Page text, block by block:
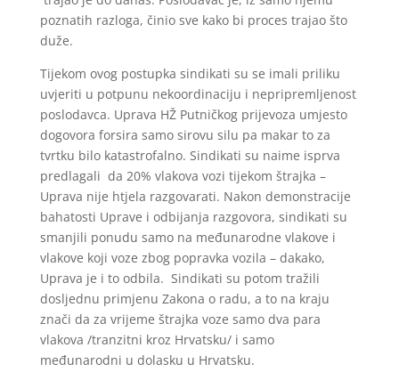
poznatih razloga, činio sve kako bi proces trajao što
duže.
Tijekom ovog postupka sindikati su se imali priliku
uvjeriti u potpunu nekoordinaciju i nepripremljenost
poslodavca. Uprava HŽ Putničkog prijevoza umjesto
dogovora forsira samo sirovu silu pa makar to za
tvrtku bilo katastrofalno. Sindikati su naime isprva
predlagali da 20% vlakova vozi tijekom štrajka –
Uprava nije htjela razgovarati. Nakon demonstracije
bahatosti Uprave i odbijanja razgovora, sindikati su
smanjili ponudu samo na međunarodne vlakove i
vlakove koji voze zbog popravka vozila – dakako,
Uprava je i to odbila. Sindikati su potom tražili
dosljednu primjenu Zakona o radu, a to na kraju
znači da za vrijeme štrajka voze samo dva para
vlakova /tranzitni kroz Hrvatsku/ i samo
međunarodni u dolasku u Hrvatsku.